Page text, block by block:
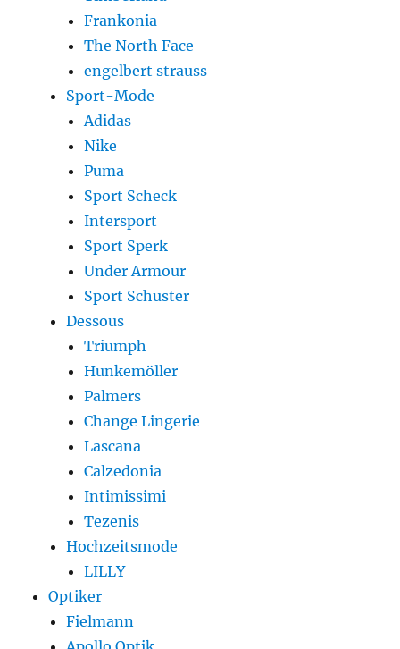
Frankonia
The North Face
engelbert strauss
Sport-Mode
Adidas
Nike
Puma
Sport Scheck
Intersport
Sport Sperk
Under Armour
Sport Schuster
Dessous
Triumph
Hunkemöller
Palmers
Change Lingerie
Lascana
Calzedonia
Intimissimi
Tezenis
Hochzeitsmode
LILLY
Optiker
Fielmann